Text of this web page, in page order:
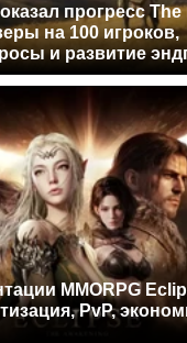
прогресс The
на 100 игроков,
и развитие
MMORPG
PvP,